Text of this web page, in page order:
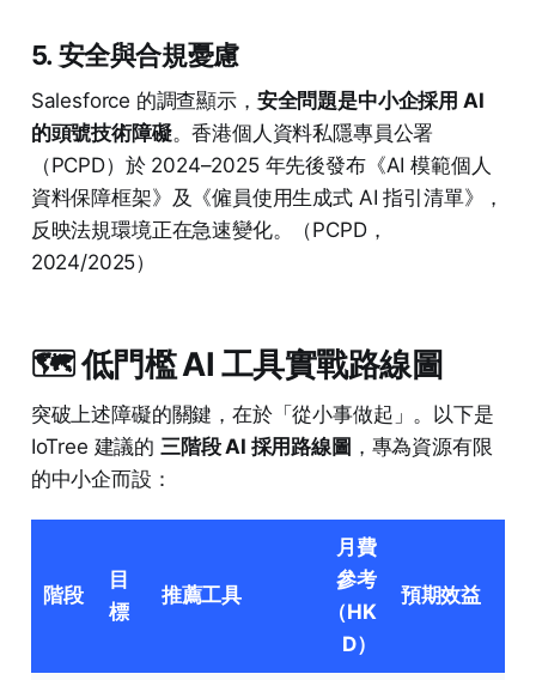
5. 安全與合規憂慮
Salesforce 的調查顯示， 安全問題是中小企採用 AI
的頭號技術障礙。香港個人資料私隱專員公署
（PCPD）於 2024–2025 年先後發布《AI 模範個人
資料保障框架》及《僱員使用生成式 AI 指引清單》，
反映法規環境正在急速變化。（PCPD，
2024/2025）
🗺️ 低門檻 AI 工具實戰路線圖
突破上述障礙的關鍵，在於「從小事做起」。以下是
IoTree 建議的 三階段 AI 採用路線圖 ，專為資源有限
的中小企而設：
階段
目
標
推薦工具
月費
參考
（HK
D）
預期效益